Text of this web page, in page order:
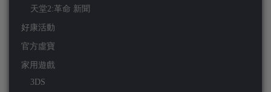
天堂2:革命 新聞
好康活動
官方虛寶
家用遊戲
3DS